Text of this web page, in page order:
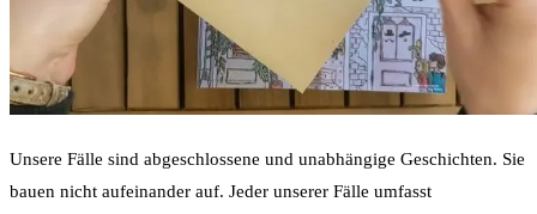
Unsere Fälle sind abgeschlossene und unabhängige Geschichten. Sie
bauen nicht aufeinander auf. Jeder unserer Fälle umfasst